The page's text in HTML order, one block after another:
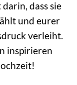
dass sie
und eurer
verleiht.
inspirieren